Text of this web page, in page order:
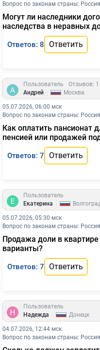
Вопрос по законам страны: Россия
Могут ли наследники
наследства в неравных
Ответов: 8 Ответить
Пользователь
Отзывов: 1
Андрей
Москва
05.07.2026, 06:00 мск
Вопрос по законам страны: Россия
Как оплатить пансионат
пенсией или продажей
Ответов: 7 Ответить
Пользователь
Екатерина
05.07.2026, 05:30 мск
Вопрос по законам страны: Россия
Продажа доли в
варианты?
Ответов: 7 Ответить
Пользователь
Надежда
Донецк
04.07.2026, 12:44 мск
Вопрос по законам страны: Россия